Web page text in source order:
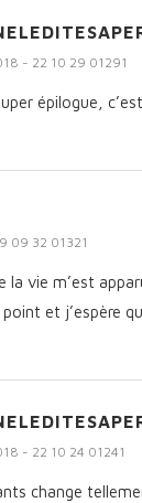
- 22 10 29 01291
épilogue,
09 32 01321
la vie m’est
et j’espère
- 22 10 24 01241
change